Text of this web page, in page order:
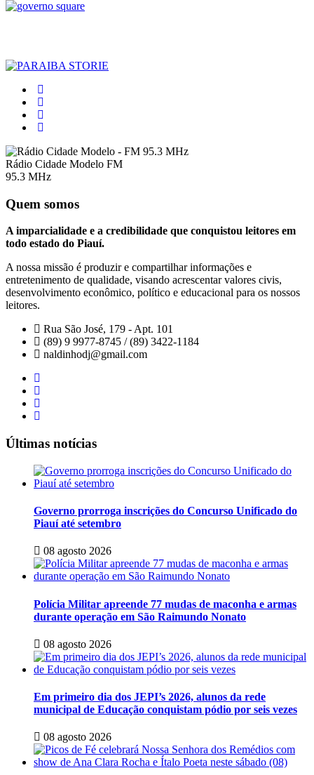
Rádio Cidade Modelo FM
95.3 MHz
Quem somos
A imparcialidade e a credibilidade que conquistou leitores em
todo estado do Piauí.
A nossa missão é produzir e compartilhar informações e
entretenimento de qualidade, visando acrescentar valores civis,
desenvolvimento econômico, político e educacional para os nossos
leitores.
Rua São José, 179 - Apt. 101
(89) 9 9977-8745 / (89) 3422-1184
naldinhodj@gmail.com
Últimas notícias
Governo prorroga inscrições do Concurso Unificado do
Piauí até setembro
08 agosto 2026
Polícia Militar apreende 77 mudas de maconha e armas
durante operação em São Raimundo Nonato
08 agosto 2026
Em primeiro dia dos JEPI’s 2026, alunos da rede
municipal de Educação conquistam pódio por seis vezes
08 agosto 2026